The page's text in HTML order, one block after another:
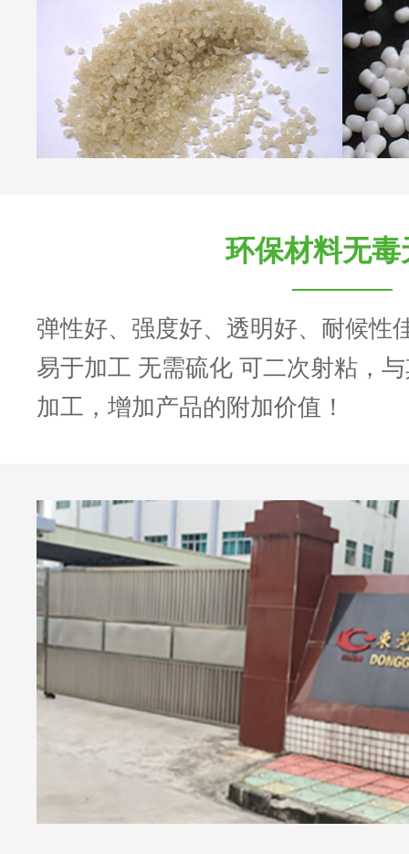
环保材料无毒
弹性好、强度好、透明好、耐候性
易于加工 无需硫化 可二次射粘，
加工，增加产品的附加价值！